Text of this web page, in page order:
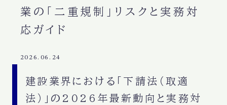
業の「二重規制」リスクと実務対
応ガイド
2026.06.24
建設業界における「下請法（取適
法）」の2026年最新動向と実務対